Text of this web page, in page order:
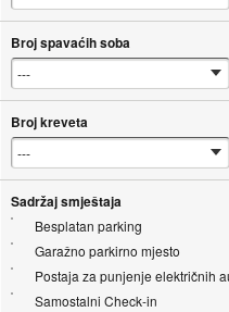
Broj spavaćih soba
Broj kreveta
Sadržaj smještaja
Besplatan parking
Garažno parkirno mjesto
Postaja za punjenje električnih
Samostalni Check-in